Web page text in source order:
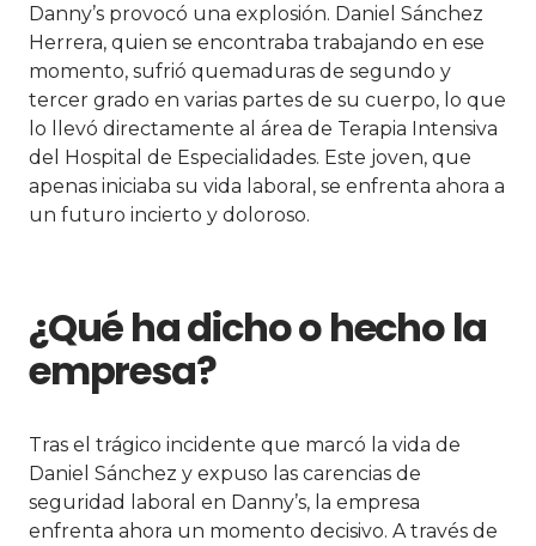
Danny’s provocó una explosión. Daniel Sánchez
Herrera, quien se encontraba trabajando en ese
momento, sufrió quemaduras de segundo y
tercer grado en varias partes de su cuerpo, lo que
lo llevó directamente al área de Terapia Intensiva
del Hospital de Especialidades. Este joven, que
apenas iniciaba su vida laboral, se enfrenta ahora a
un futuro incierto y doloroso.
¿Qué ha dicho o hecho la
empresa?
Tras el trágico incidente que marcó la vida de
Daniel Sánchez y expuso las carencias de
seguridad laboral en Danny’s, la empresa
enfrenta ahora un momento decisivo. A través de